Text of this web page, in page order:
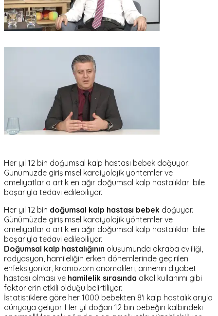
Her yıl 12 bin doğumsal kalp hastası bebek doğuyor.
Günümüzde girişimsel kardiyolojik yöntemler ve
ameliyatlarla artık en ağır doğumsal kalp hastalıkları bile
başarıyla tedavi edilebiliyor.
Her yıl 12 bin doğumsal kalp hastası bebek doğuyor.
Günümüzde girişimsel kardiyolojik yöntemler ve
ameliyatlarla artık en ağır doğumsal kalp hastalıkları bile
başarıyla tedavi edilebiliyor.
Doğumsal kalp hastalığının oluşumunda akraba evliliği,
radyasyon, hamileliğin erken dönemlerinde geçirilen
enfeksiyonlar, kromozom anomalileri, annenin diyabet
hastası olması ve hamilelik sırasında alkol kullanımı gibi
faktörlerin etkili olduğu belirtiliyor.
İstatistiklere göre her 1000 bebekten 8'i kalp hastalıklarıyla
dünyaya geliyor. Her yıl doğan 12 bin bebeğin kalbindeki